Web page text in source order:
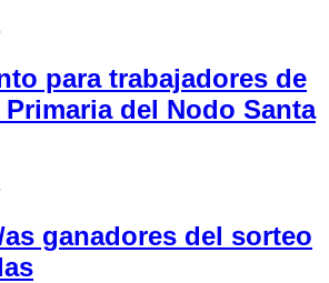
para trabajadores de
del Nodo Santa
ganadores del sorteo